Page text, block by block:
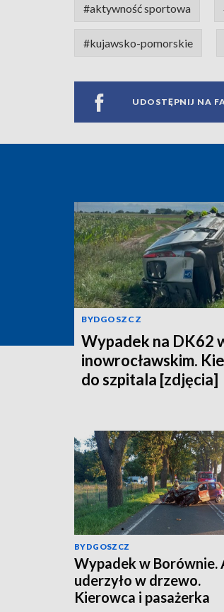
#aktywność sportowa
#kujawsko-pomorskie
UDOSTĘPNIJ NA
BYDGOSZCZ
Wypadek na DK62
inowrocławskim.
do szpitala [zdjęcia]
BYDGOSZCZ
Wypadek w Borównie.
uderzyło w drzewo.
Kierowca i pasażerka